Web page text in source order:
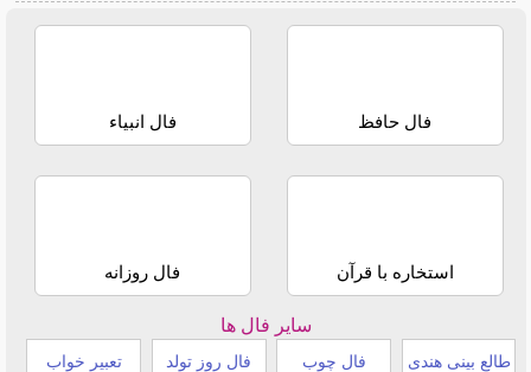
فال حافظ فال انبیاء
استخاره با قرآن فال روزانه
سایر فال ها
طالع بینی هندی فال چوب فال روز تولد تعبیر خواب